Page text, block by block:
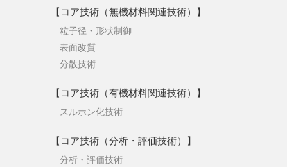
【コア技術（無機材料関連技術）】
粒子径・形状制御
表面改質
分散技術
【コア技術（有機材料関連技術）】
スルホン化技術
【コア技術（分析・評価技術）】
分析・評価技術